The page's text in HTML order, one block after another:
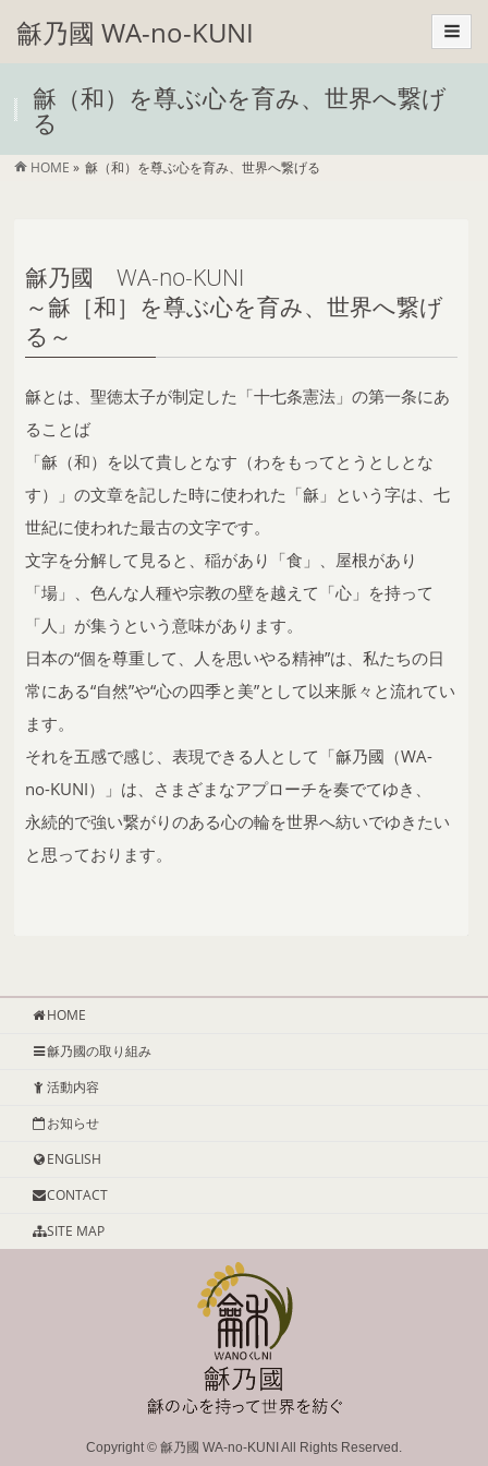
龢乃國 WA-no-KUNI
龢（和）を尊ぶ心を育み、世界へ繋げ
る
HOME » 龢（和）を尊ぶ心を育み、世界へ繋げる
龢乃國 WA-no-KUNI
～龢［和］を尊ぶ心を育み、世界へ繋げ
る～
龢とは、聖徳太子が制定した「十七条憲法」の第一条にあ
ることば
「龢（和）を以て貴しとなす（わをもってとうとしとな
す）」の文章を記した時に使われた「龢」という字は、七
世紀に使われた最古の文字です。
文字を分解して見ると、稲があり「食」、屋根があり
「場」、色んな人種や宗教の壁を越えて「心」を持って
「人」が集うという意味があります。
日本の“個を尊重して、人を思いやる精神”は、私たちの日
常にある“自然”や“心の四季と美”として以来脈々と流れてい
ます。
それを五感で感じ、表現できる人として「龢乃國（WA-
no-KUNI）」は、さまざまなアプローチを奏でてゆき、
永続的で強い繋がりのある心の輪を世界へ紡いでゆきたい
と思っております。
HOME
龢乃國の取り組み
活動内容
お知らせ
ENGLISH
CONTACT
SITE MAP
Copyright © 龢乃國 WA-no-KUNI All Rights Reserved.